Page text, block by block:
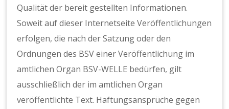
Qualität der bereit gestellten Informationen.
Soweit auf dieser Internetseite Veröffentlichungen
erfolgen, die nach der Satzung oder den
Ordnungen des BSV einer Veröffentlichung im
amtlichen Organ BSV-WELLE bedürfen, gilt
ausschließlich der im amtlichen Organ
veröffentlichte Text. Haftungsansprüche gegen